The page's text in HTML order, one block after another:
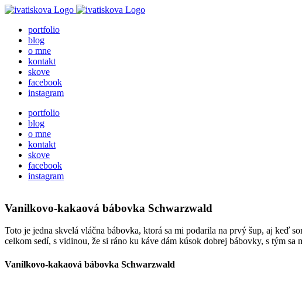
Skip
contentportfolio
blog
o mne
kontakt
skove
facebook
instagram
portfolio
blog
o mne
kontakt
skove
facebook
instagram
Vanilkovo-kakaová bábovka Schwarzwald
Toto je jedna skvelá vláčna bábovka, ktorá sa mi podarila na prvý šup, aj keď
celkom sedí, s vidinou, že si ráno ku káve dám kúsok dobrej bábovky, s tým sa
Vanilkovo-kakaová bábovka Schwarzwald